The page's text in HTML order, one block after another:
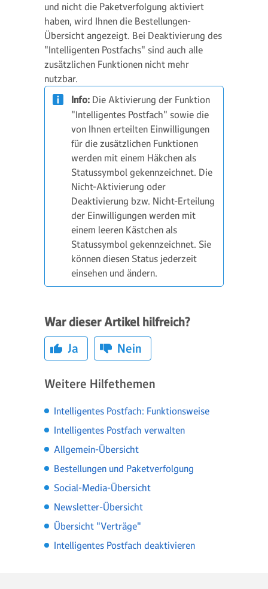
und nicht die Paketverfolgung aktiviert
haben, wird Ihnen die Bestellungen-
Übersicht angezeigt. Bei Deaktivierung des
"Intelligenten Postfachs" sind auch alle
zusätzlichen Funktionen nicht mehr
nutzbar.
Info: Die Aktivierung der Funktion
"Intelligentes Postfach" sowie die
von Ihnen erteilten Einwilligungen
für die zusätzlichen Funktionen
werden mit einem Häkchen als
Statussymbol gekennzeichnet. Die
Nicht-Aktivierung oder
Deaktivierung bzw. Nicht-Erteilung
der Einwilligungen werden mit
einem leeren Kästchen als
Statussymbol gekennzeichnet. Sie
können diesen Status jederzeit
einsehen und ändern.
War dieser Artikel hilfreich?
Ja
Nein
Weitere Hilfethemen
Intelligentes Postfach: Funktionsweise
Intelligentes Postfach verwalten
Allgemein-Übersicht
Bestellungen und Paketverfolgung
Social-Media-Übersicht
Newsletter-Übersicht
Übersicht "Verträge"
Intelligentes Postfach deaktivieren